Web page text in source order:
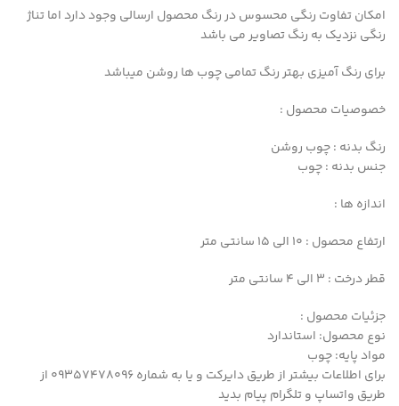
امکان تفاوت رنگی محسوس در رنگ محصول ارسالی وجود دارد اما تناژ
رنگی نزدیک به رنگ تصاویر می باشد
برای رنگ آمیزی بهتر رنگ تمامی چوب ها روشن میباشد
خصوصیات محصول :
رنگ بدنه : چوب روشن
جنس بدنه : چوب
اندازه ها :
ارتفاع محصول : ۱۰ الی ۱۵ سانتی متر
قطر درخت : 3 الی 4 سانتی متر
جزئیات محصول :
نوع محصول: استاندارد
مواد پایه: چوب
برای اطلاعات بیشتر از طریق دایرکت و یا به شماره 09357478096 از
طریق واتساپ و تلگرام پیام بدید